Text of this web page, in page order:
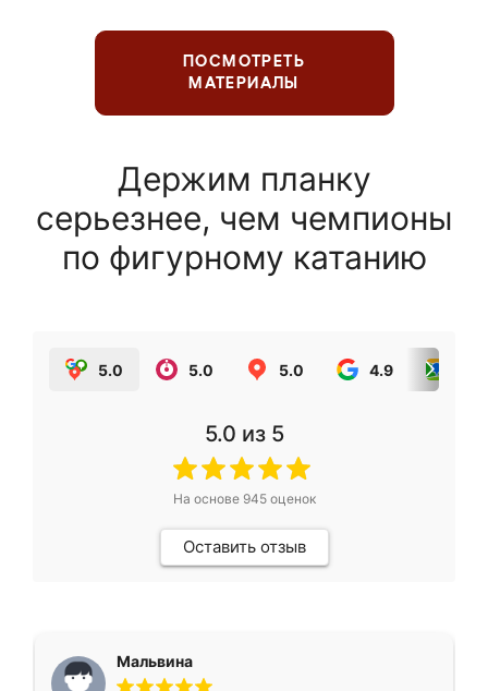
ПОСМОТРЕТЬ
МАТЕРИАЛЫ
Держим планку
серьезнее, чем чемпионы
по фигурному катанию
5.0 5.0 5.0 4.9
5.0 из 5
На основе 945оценок
Оставить отзыв
Мальвина